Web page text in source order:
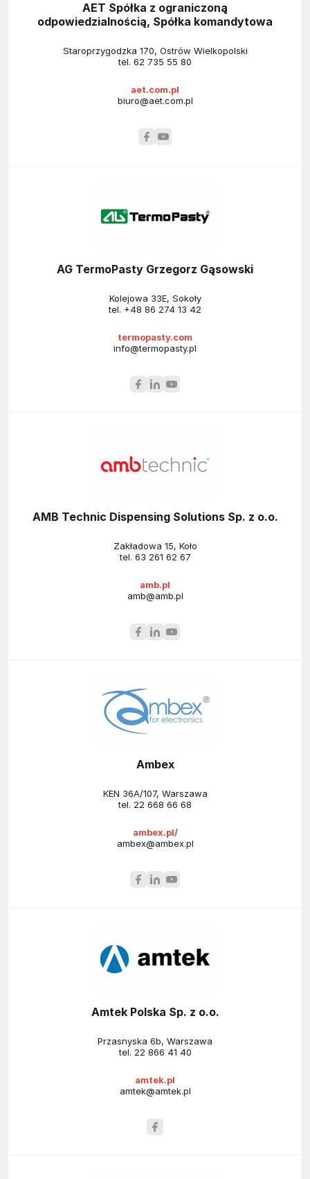
AET Spółka z ograniczoną
odpowiedzialnością, Spółka komandytowa
Staroprzygodzka 170, Ostrów Wielkopolski
tel. 62 735 55 80
aet.com.pl
biuro@aet.com.pl
AG TermoPasty Grzegorz Gąsowski
Kolejowa 33E, Sokoły
tel. +48 86 274 13 42
termopasty.com
info@termopasty.pl
AMB Technic Dispensing Solutions Sp. z o.o.
Zakładowa 15, Koło
tel. 63 261 62 67
amb.pl
amb@amb.pl
Ambex
KEN 36A/107, Warszawa
tel. 22 668 66 68
ambex.pl/
ambex@ambex.pl
Amtek Polska Sp. z o.o.
Przasnyska 6b, Warszawa
tel. 22 866 41 40
amtek.pl
amtek@amtek.pl